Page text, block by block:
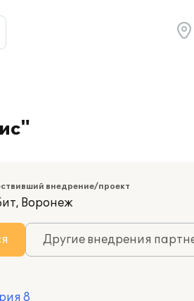
внедрение/проект
Воронеж
Другие внедрения
8